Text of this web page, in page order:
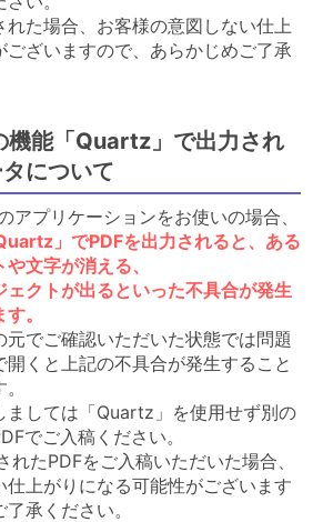
た場合、お客様の意図しない仕上
ございますので、あらかじめご了承
機能「Quartz」で出力され
について
プリケーションをお使いの場合、
」でPDFを出力されると、ある
文字が消える、
ェクトが出るといった不具合が発生
。
元でご確認いただいた状態では問題
くと上記の不具合が発生すること
ましては「Quartz」を使用せず別の
でご入稿ください。
れたPDFをご入稿いただいた場合、
仕上がりになる可能性がございます
承ください。